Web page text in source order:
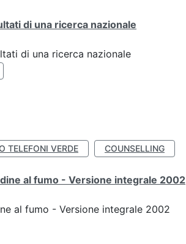
di una ricerca nazionale
di una ricerca nazionale
TELEFONI VERDE COUNSELLING
al fumo - Versione integrale 2002
al fumo - Versione integrale 2002